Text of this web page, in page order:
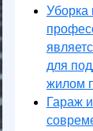
Уборка
для
жилом
Гараж